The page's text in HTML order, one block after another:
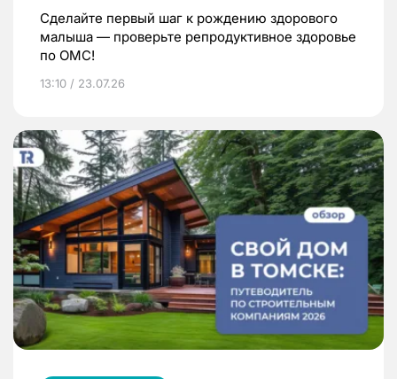
Сделайте первый шаг к рождению здорового
малыша — проверьте репродуктивное здоровье
по ОМС!
13:10 / 23.07.26